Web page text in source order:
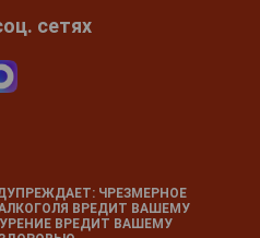
сетях
ЧРЕЗМЕРНОЕ
ВРЕДИТ ВАШЕМУ
ВРЕДИТ ВАШЕМУ